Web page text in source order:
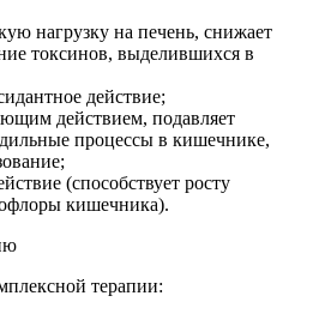
нагрузку на печень, снижает
токсинов, выделившихся в
действие;
действием, подавляет
процессы в кишечнике,
(способствует росту
кишечника).
терапии: